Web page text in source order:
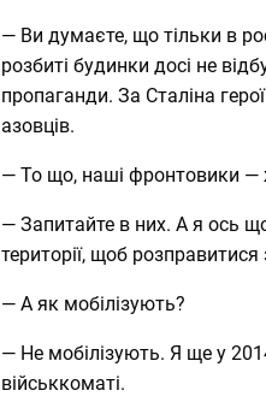
— Ви думаєте, що тільки в
розбиті будинки досі не
пропаганди. За Сталіна
азовців.
— То що, наші фронтовики —
— Запитайте в них. А я ось
території, щоб
— А як мобілізують?
— Не мобілізують. Я ще у
військкоматі.